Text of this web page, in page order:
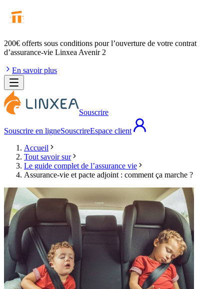
200€ offerts sous conditions pour l’ouverture de votre contrat
d’assurance-vie Linxea Avenir 2
En savoir plus
Souscrire
Souscrire en ligneSouscrireEspace client
Accueil
Tout savoir sur
Le guide complet de l’assurance vie
Assurance-vie et pacte adjoint : comment ça marche ?